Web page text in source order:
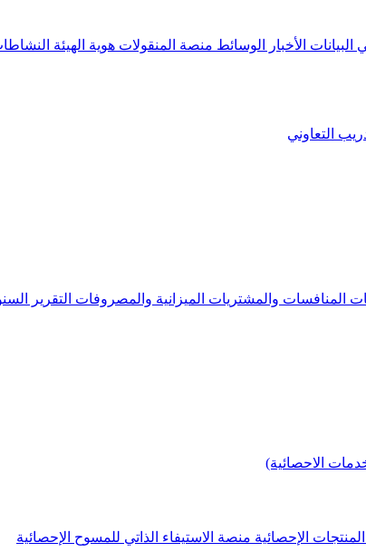
البيانات الأخبار الوسائط منصة المنقولات هوية الهيئة
التعاوني
المنافسات والمشتريات الميزانية والمصروفات التقرير
الاحصائية)
الإحصائية منصة الاستيفاء الذاتي للمسوح الإحصائية